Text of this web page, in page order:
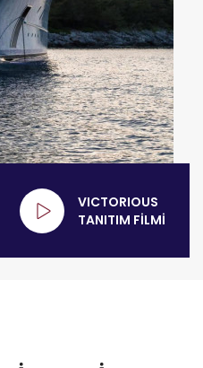
VICTORIOUS
TANITIM FİLMİ